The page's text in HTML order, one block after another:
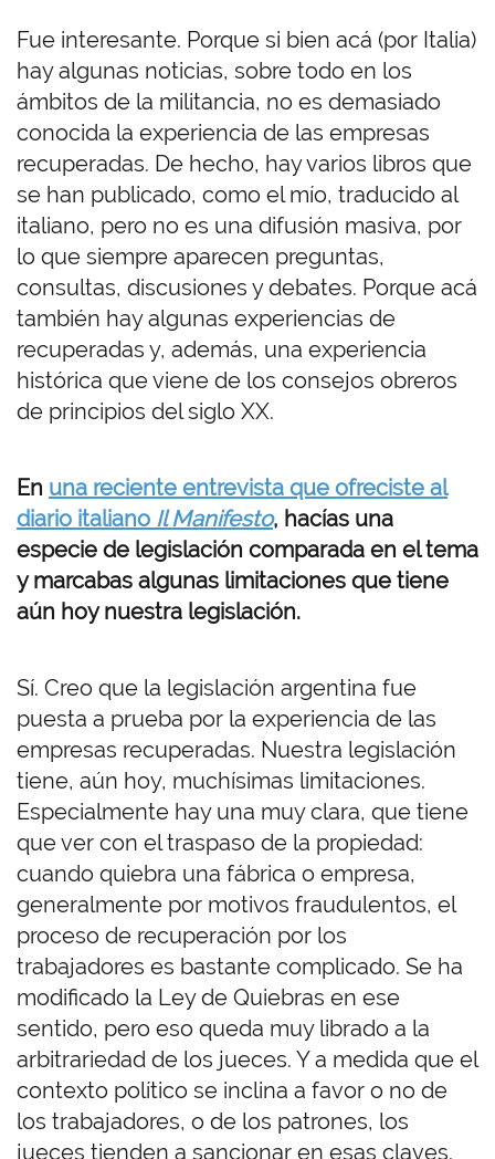
Fue interesante. Porque si bien acá (por Italia)
hay algunas noticias, sobre todo en los
ámbitos de la militancia, no es demasiado
conocida la experiencia de las empresas
recuperadas. De hecho, hay varios libros que
se han publicado, como el mío, traducido al
italiano, pero no es una difusión masiva, por
lo que siempre aparecen preguntas,
consultas, discusiones y debates. Porque acá
también hay algunas experiencias de
recuperadas y, además, una experiencia
histórica que viene de los consejos obreros
de principios del siglo XX.
En una reciente entrevista que ofreciste al
diario italiano Il Manifesto, hacías una
especie de legislación comparada en el tema
y marcabas algunas limitaciones que tiene
aún hoy nuestra legislación.
Sí. Creo que la legislación argentina fue
puesta a prueba por la experiencia de las
empresas recuperadas. Nuestra legislación
tiene, aún hoy, muchísimas limitaciones.
Especialmente hay una muy clara, que tiene
que ver con el traspaso de la propiedad:
cuando quiebra una fábrica o empresa,
generalmente por motivos fraudulentos, el
proceso de recuperación por los
trabajadores es bastante complicado. Se ha
modificado la Ley de Quiebras en ese
sentido, pero eso queda muy librado a la
arbitrariedad de los jueces. Y a medida que el
contexto político se inclina a favor o no de
los trabajadores, o de los patrones, los
jueces tienden a sancionar en esas claves.